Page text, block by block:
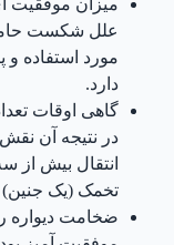
علل شکست
مورد استفاده و
دارد.
گاهی اوقات
در نتیجه آن
انتقال بیش از
تخمک (یک
ضخامت دیواره